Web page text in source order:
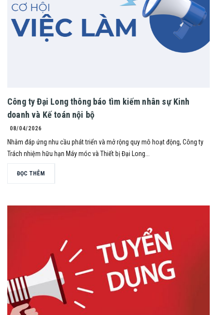
Công ty Đại Long thông báo tìm kiếm nhân sự Kinh
doanh và Kế toán nội bộ
08/04/2026
Nhằm đáp ứng nhu cầu phát triển và mở rộng quy mô hoạt động, Công ty
Trách nhiệm hữu hạn Máy móc và Thiết bị Đại Long...
ĐỌC THÊM